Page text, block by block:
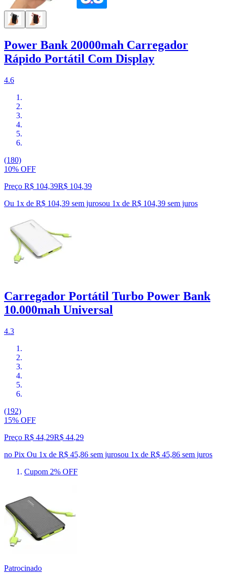
Power Bank 20000mah Carregador
Rápido Portátil Com Display
4.6
(180)
10% OFF
Preço R$ 104,39R$ 104,39
Ou 1x de R$ 104,39 sem jurosou 1x de R$ 104,39 sem juros
Carregador Portátil Turbo Power Bank
10.000mah Universal
4.3
(192)
15% OFF
Preço R$ 44,29R$ 44,29
no Pix Ou 1x de R$ 45,86 sem jurosou 1x de R$ 45,86 sem juros
Cupom 2% OFF
Patrocinado